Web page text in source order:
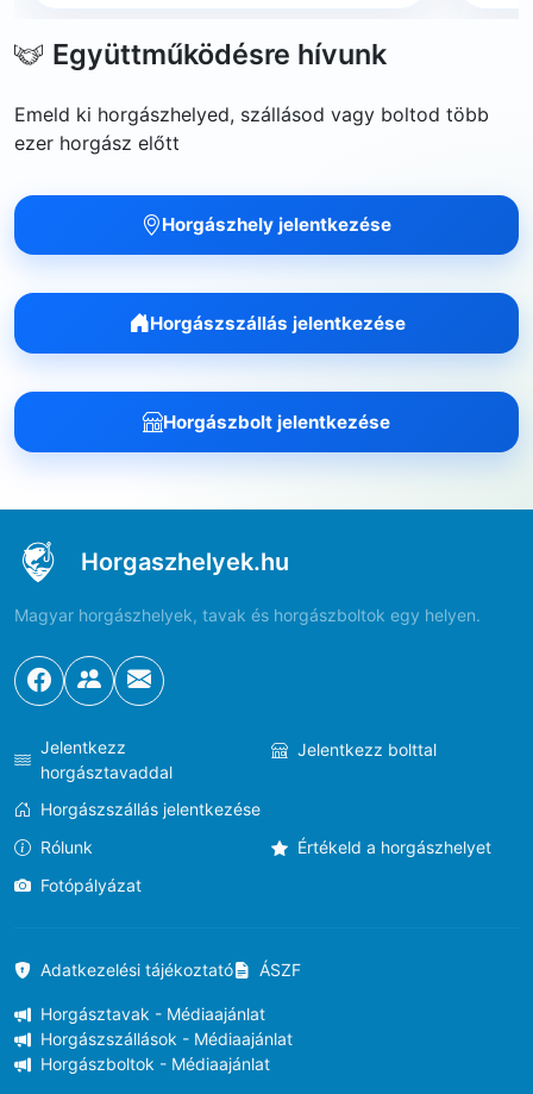
Együttműködésre hívunk
Emeld ki horgászhelyed, szállásod vagy boltod több
ezer horgász előtt
Horgászhely jelentkezése
Horgászszállás jelentkezése
Horgászbolt jelentkezése
Horgaszhelyek.hu
Magyar horgászhelyek, tavak és horgászboltok egy helyen.
Jelentkezz
horgásztavaddal
Jelentkezz bolttal
Horgászszállás jelentkezése
Rólunk
Értékeld a horgászhelyet
Fotópályázat
Adatkezelési tájékoztató ÁSZF
Horgásztavak - Médiaajánlat
Horgászszállások - Médiaajánlat
Horgászboltok - Médiaajánlat